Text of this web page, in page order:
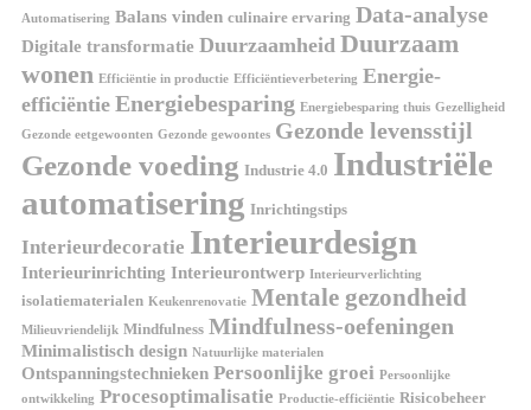
Automatisering Balans vinden culinaire ervaring Data-analyse
Digitale transformatie Duurzaamheid Duurzaam
wonen Efficiëntie in productie Efficiëntieverbetering Energie-
efficiëntie Energiebesparing Energiebesparing thuis Gezelligheid
Gezonde eetgewoonten Gezonde gewoontes Gezonde levensstijl
Gezonde voeding Industrie 4.0 Industriële
automatisering Inrichtingstips
Interieurdecoratie Interieurdesign
Interieurinrichting Interieurontwerp Interieurverlichting
isolatiematerialen Keukenrenovatie Mentale gezondheid
Milieuvriendelijk Mindfulness Mindfulness-oefeningen
Minimalistisch design Natuurlijke materialen
Ontspanningstechnieken Persoonlijke groei Persoonlijke
ontwikkeling Procesoptimalisatie Productie-efficiëntie Risicobeheer